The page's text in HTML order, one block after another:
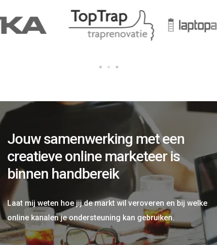
Jouw samenwerking met een
creatieve online marketeer is
binnen handbereik
Laat mij weten hoe jij de markt wil veroveren en bij welke
online kanalen je ondersteuning kan gebruiken.